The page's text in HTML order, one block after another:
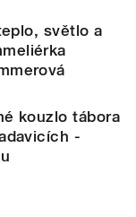
světlo a
kouzlo tábora
-